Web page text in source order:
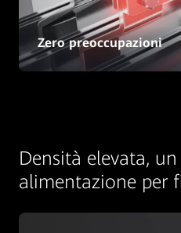
Zero preoccupazioni
Densità elevata,
alimentazione per